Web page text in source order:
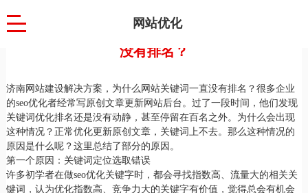
网站优化
济南网站建设解决方案，为什么网站关键词一直
没有排名？
济南网站建设解决方案，为什么网站关键词一直没有排名？很多企业
的seo优化者经常写原创文章更新网站后台。过了一段时间，他们发现
关键词优化排名还是没有动静，甚至停留在百名之外。为什么会出现
这种情况？正常优化更新原创文章，关键词上不去。那么这种情况的
原因是什么呢？这里总结了部分的原因。
第一个原因：关键词定位选取错误
许多初学者在做seo优化关键字时，都会寻找指数高、流量大的相关关
键词，认为优化指数高、竞争力大的关键字有价值，觉得总会有机会